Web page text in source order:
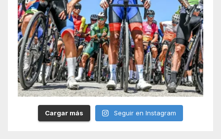
Cargar más Seguir en Instagram